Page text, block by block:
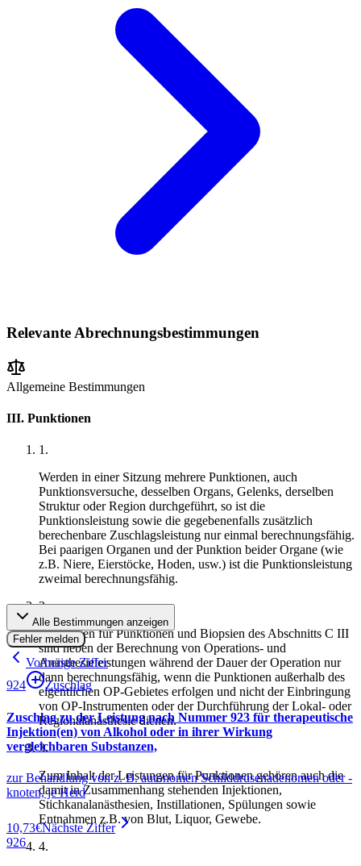
Relevante Abrechnungsbestimmungen
Allgemeine Bestimmungen
III. Punktionen
1 .
Werden in einer Sitzung mehrere Punktionen, auch
Punktionsversuche, desselben Organs, Gelenks, derselben
Struktur oder Region durchgeführt, so ist die
Punktionsleistung sowie die gegebenenfalls zusätzlich
berechenbare Zuschlagsleistung nur einmal berechnungsfähig.
Bei paarigen Organen und der Punktion beider Organe (wie
z.B. Niere, Eierstöcke, Hoden, usw.) ist die Punktionsleistung
zweimal berechnungsfähig.
2.
Leistungen für Punktionen und Biopsien des Abschnitts C III
sind neben der Berechnung von Operations- und
Anästhesieleistungen während der Dauer der Operation nur
dann berechnungsfähig, wenn die Punktionen außerhalb des
eigentlichen OP-Gebietes erfolgen und nicht der Einbringung
von OP-Instrumenten oder der Durchführung der Lokal- oder
Regionalanästhesie dienen.
3.
Zum Inhalt der Leistungen für Punktionen gehören auch die
damit in Zusammenhang stehenden Injektionen,
Stichkanalanästhesien, Instillationen, Spülungen sowie
Entnahmen z.B. von Blut, Liquor, Gewebe.
4.
Alle Bestimmungen anzeigen
Fehler melden
Vorherige Ziffer
924
Zuschlag
Zuschlag zu der Leistung nach Nummer 923 für therapeutische
Injektion(en) von Alkohol oder in ihrer Wirkung
vergleichbaren Substanzen,
zur Behandlung von z. B. autonomen Schilddrüsenadenomen oder -
knoten, je Herd
10,73€Nächste Ziffer
926